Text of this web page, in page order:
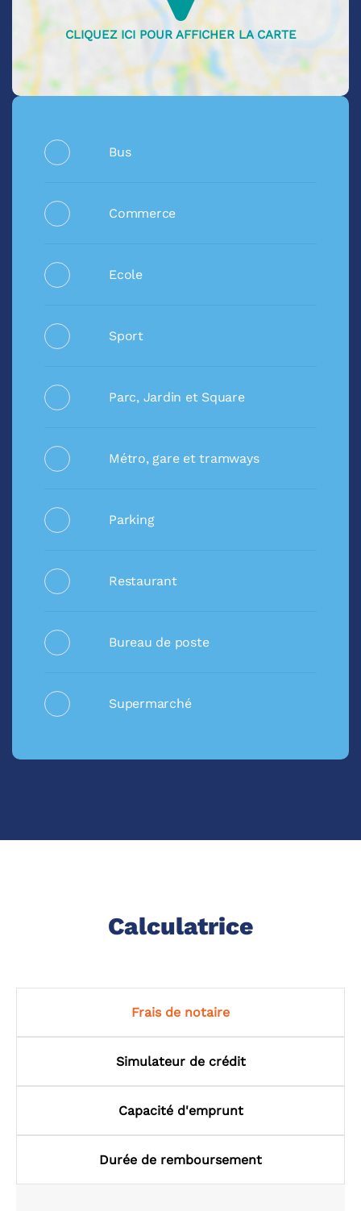
Bus
Commerce
Ecole
Sport
Parc, Jardin et Square
Métro, gare et tramways
Parking
Restaurant
Bureau de poste
Supermarché
Calculatrice
Frais de notaire
Simulateur de crédit
Capacité d'emprunt
Durée de remboursement